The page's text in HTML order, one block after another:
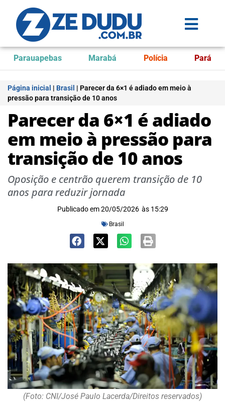
Parauapebas Marabá Polícia Pará
Página inicial | Brasil | Parecer da 6×1 é adiado em meio à
pressão para transição de 10 anos
Parecer da 6×1 é adiado
em meio à pressão para
transição de 10 anos
Oposição e centrão querem transição de 10
anos para reduzir jornada
Publicado em 20/05/2026 às 15:29
Brasil
(Foto: CNI/José Paulo Lacerda/Direitos reservados)